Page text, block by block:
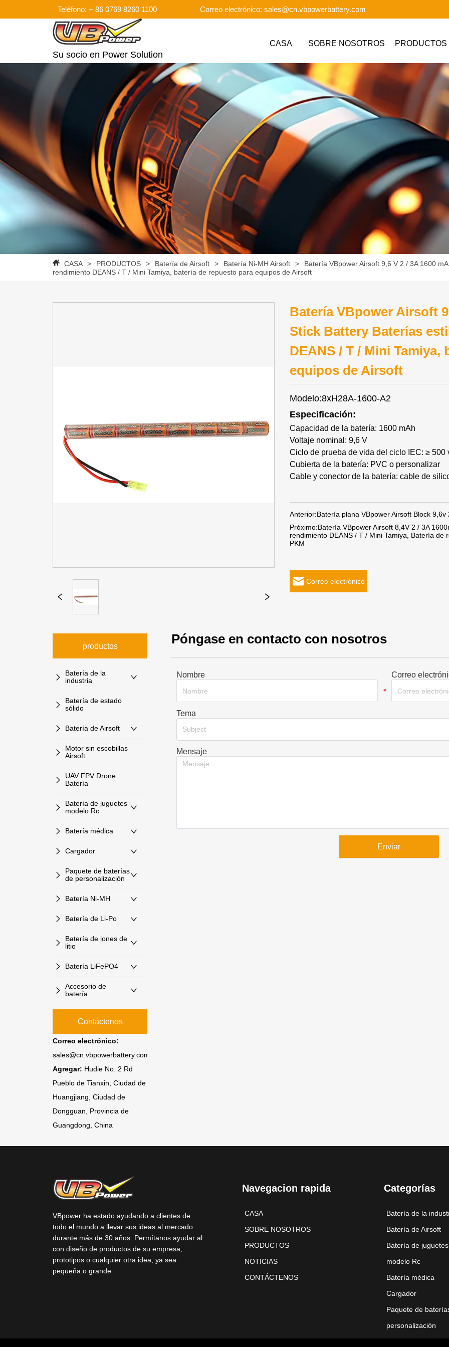
Teléfono: + 86 0769 8260 1100 Correo electrónico: sales@cn.vbpowerbattery.com
Su socio en Power Solution
CASA SOBRE NOSOTROS PRODUCTOS
CASA > PRODUCTOS > Batería de Airsoft > Batería Ni-MH Airsoft >
Batería VBpower Airsoft 9,6 V 2 / 3A 1600
rendimiento DEANS / T / Mini Tamiya, batería de repuesto para equipos de Airsoft
Batería VBpower Airsoft
Stick Battery Baterías
DEANS / T / Mini
equipos de Airsoft
Modelo:8xH28A-1600-A2
Especificación:
Capacidad de la batería: 1600 mAh
Voltaje nominal: 9,6 V
Ciclo de prueba de vida del ciclo IEC: ≥ 500
Cubierta de la batería: PVC o personalizar
Cable y conector de la batería: cable de
Anterior:Batería plana VBpower Airsoft Block
Próximo:Batería VBpower Airsoft 8,4V 2 / 3A
rendimiento DEANS / T / Mini Tamiya, Batería de
PKM
Correo electrónico
productos
Batería de la
industria
Batería de estado
sólido
Batería de Airsoft
Motor sin escobillas
Airsoft
UAV FPV Drone
Batería
Batería de juguetes
modelo Rc
Batería médica
Cargador
Paquete de baterías
de personalización
Batería Ni-MH
Batería de Li-Po
Batería de iones de
litio
Batería LiFePO4
Accesorio de
batería
Contáctenos
Correo electrónico:
sales@cn.vbpowerbattery.com
Agregar: Hudie No. 2 Rd
Pueblo de Tianxin, Ciudad de
Huangjiang, Ciudad de
Dongguan, Provincia de
Guangdong, China
Póngase en contacto con nosotros
Nombre
*
Correo
Tema
Subject
Mensaje
Enviar
VBpower ha estado ayudando a clientes de
todo el mundo a llevar sus ideas al mercado
durante más de 30 años. Permítanos ayudar al
con diseño de productos de su empresa,
prototipos o cualquier otra idea, ya sea
pequeña o grande.
Navegacion rapida
CASA
SOBRE NOSOTROS
PRODUCTOS
NOTICIAS
CONTÁCTENOS
Categorías
Batería de la
Batería de Airsoft
Batería de juguetes
modelo Rc
Batería médica
Cargador
Paquete de
personalización